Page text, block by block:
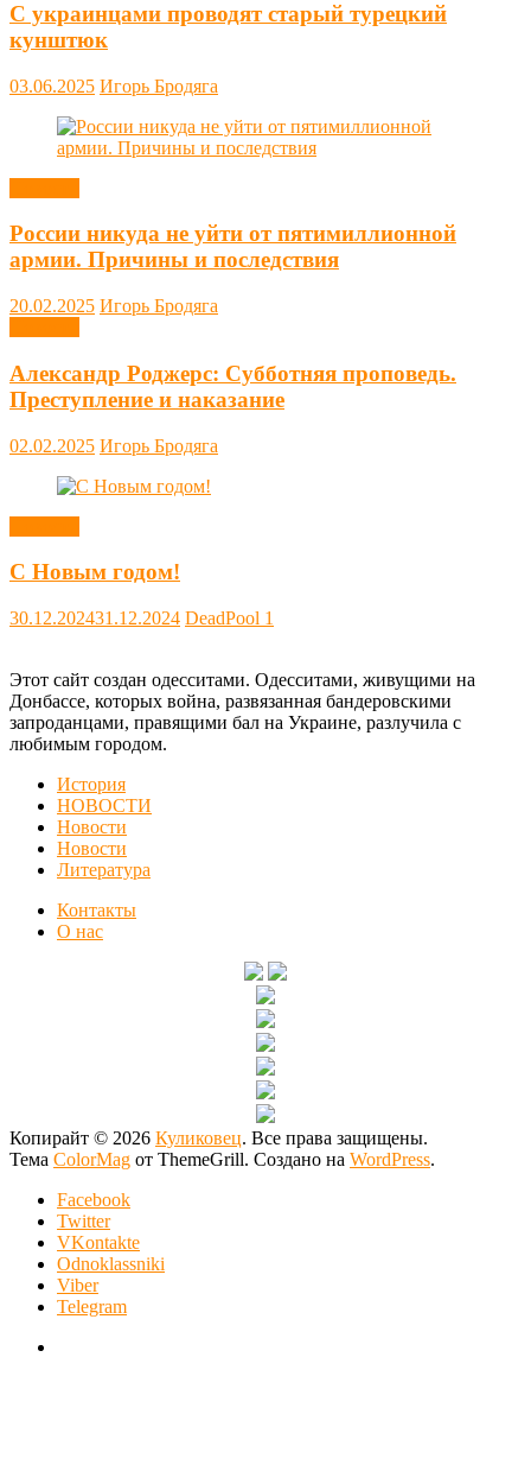
С украинцами проводят старый турецкий
кунштюк
03.06.2025 Игорь Бродяга
России никуда не уйти от пятимиллионной
армии. Причины и последствия
20.02.2025 Игорь Бродяга
Александр Роджерс: Субботняя проповедь.
Преступление и наказание
02.02.2025 Игорь Бродяга
С Новым годом!
30.12.202431.12.2024 DeadPool 1
Этот сайт создан одесситами. Одесситами, живущими на
Донбассе, которых война, развязанная бандеровскими
запроданцами, правящими бал на Украине, разлучила с
любимым городом.
История
НОВОСТИ
Новости
Новости
Литература
Контакты
О нас
Копирайт © 2026 Куликовец. Все права защищены.
Тема ColorMag от ThemeGrill. Создано на WordPress.
Facebook
Twitter
VKontakte
Odnoklassniki
Viber
Telegram